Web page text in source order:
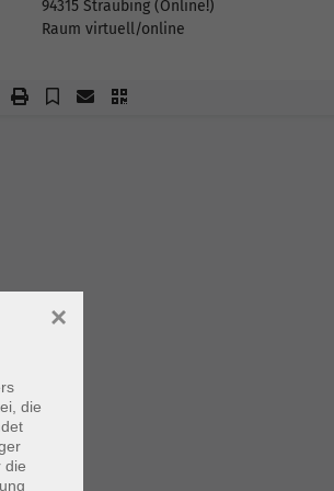
94315 Straubing (Online!)
Raum virtuell/online
die
die
×